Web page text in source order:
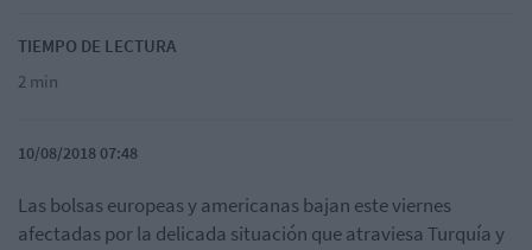
TIEMPO DE LECTURA
2 min
10/08/2018 07:48
Las bolsas europeas y americanas bajan este viernes
afectadas por la delicada situación que atraviesa Turquía y